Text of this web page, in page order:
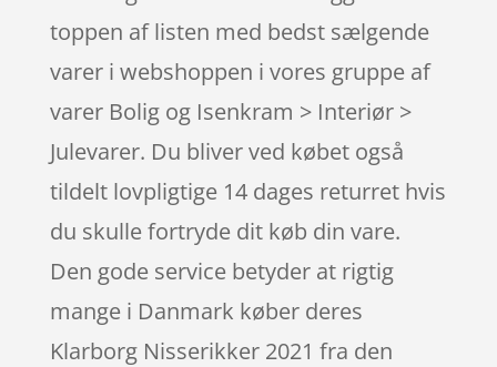
toppen af listen med bedst sælgende
varer i webshoppen i vores gruppe af
varer Bolig og Isenkram > Interiør >
Julevarer. Du bliver ved købet også
tildelt lovpligtige 14 dages returret hvis
du skulle fortryde dit køb din vare.
Den gode service betyder at rigtig
mange i Danmark køber deres
Klarborg Nisserikker 2021 fra den